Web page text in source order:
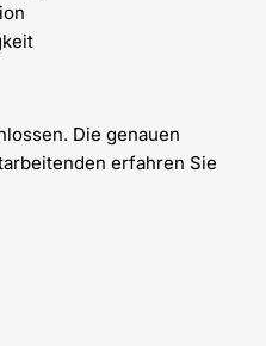
Die genauen
erfahren Sie